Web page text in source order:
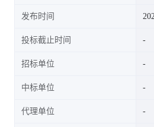
发布时间
投标截止时间
招标单位
中标单位
代理单位